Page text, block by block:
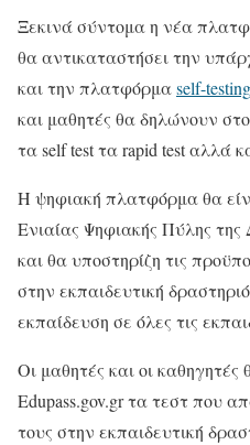
Ξεκινά σύντομα η νέα
θα αντικαταστήσει την
και την πλατφόρμαself-
και μαθητές θα δηλώνουν
τα self test τα rapid test αλλά
Η ψηφιακή πλατφόρμα θα
Ενιαίας Ψηφιακής Πύλης της
και θα υποστηρίζη τις
στην εκπαιδευτική
εκπαίδευση σε όλες τις
Οι μαθητές και οι
Edupass.gov.gr τα τεστ που
τους στην εκπαιδευτική